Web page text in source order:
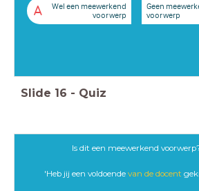
A
Wel een meewerkend
voorwerp
Geen
voorwerp
Slide 16 - Quiz
Is dit een meewerkend
'Heb jij een voldoendevande docent